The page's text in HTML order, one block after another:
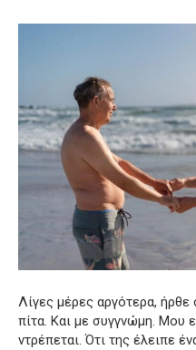
Λίγες μέρες αργότερα,
πίτα. Και με συγγνώμη. Μου
ντρέπεται. Ότι της έλειπε